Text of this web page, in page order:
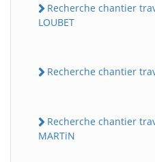
Recherche chantier
LOUBET
Recherche chantier
Recherche chantier
MARTiN